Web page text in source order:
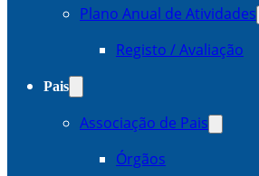
Plano Anual de Atividades
Registo / Avaliação
Pais
Associação de Pais
Órgãos